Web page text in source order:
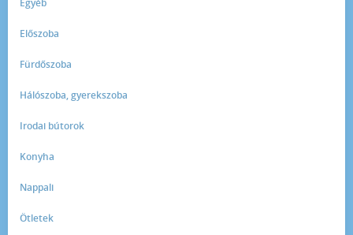
Egyéb
Előszoba
Fürdőszoba
Hálószoba, gyerekszoba
Irodai bútorok
Konyha
Nappali
Ötletek